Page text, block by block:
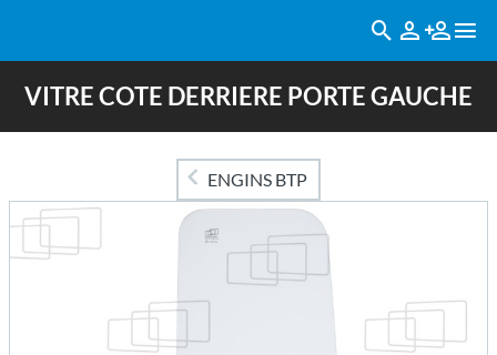
VITRE COTE DERRIERE PORTE GAUCHE
ENGINS BTP